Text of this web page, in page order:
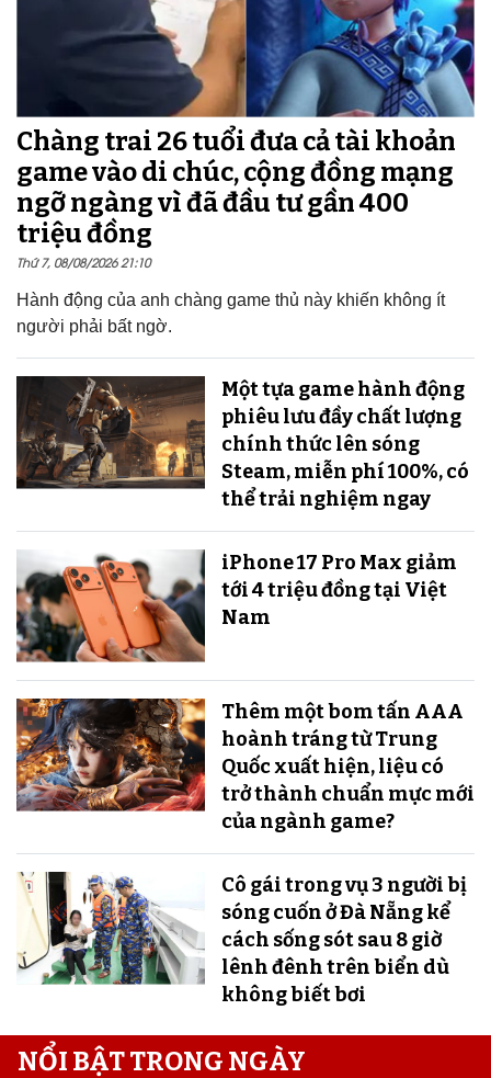
Chàng trai 26 tuổi đưa cả tài khoản
game vào di chúc, cộng đồng mạng
ngỡ ngàng vì đã đầu tư gần 400
triệu đồng
Thứ 7, 08/08/2026 21:10
Hành động của anh chàng game thủ này khiến không ít
người phải bất ngờ.
Một tựa game hành động
phiêu lưu đầy chất lượng
chính thức lên sóng
Steam, miễn phí 100%, có
thể trải nghiệm ngay
iPhone 17 Pro Max giảm
tới 4 triệu đồng tại Việt
Nam
Thêm một bom tấn AAA
hoành tráng từ Trung
Quốc xuất hiện, liệu có
trở thành chuẩn mực mới
của ngành game?
Cô gái trong vụ 3 người bị
sóng cuốn ở Đà Nẵng kể
cách sống sót sau 8 giờ
lênh đênh trên biển dù
không biết bơi
NỔI BẬT TRONG NGÀY